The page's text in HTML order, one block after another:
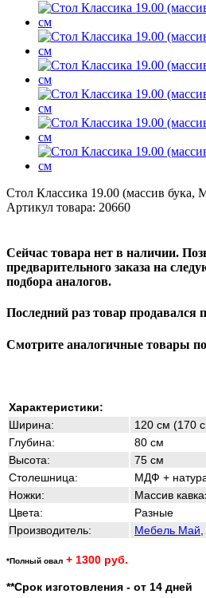
Стол Классика 19.00 (массив
Артикул товара: 20660
Сейчас товара нет в наличии.
предварительного заказа на
подбора аналогов.
Последний раз товар продавался
Смотрите аналогичные товары
Характеристики:
Ширина:
120 см (170
Глубина:
80 см
Высота:
75 см
Столешница:
МДФ +
Ножки:
Массив
Цвета:
Разные
Производитель:
Мебель Май
*Полный овал + 1300 руб.
**Срок изготовления - от 14 дней